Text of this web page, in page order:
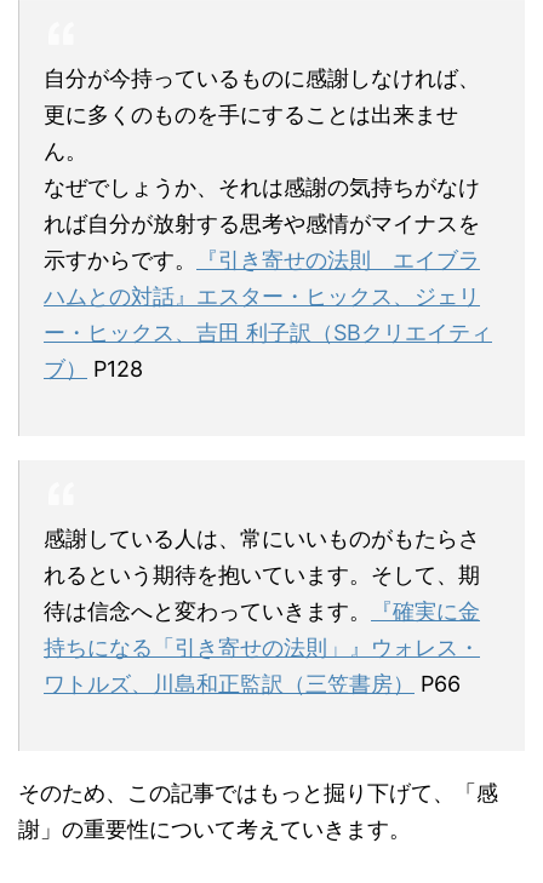
自分が今持っているものに感謝しなければ、
更に多くのものを手にすることは出来ませ
ん。
なぜでしょうか、それは感謝の気持ちがなけ
れば自分が放射する思考や感情がマイナスを
示すからです。
『引き寄せの法則 エイブラ
ハムとの対話』エスター・ヒックス、ジェリ
ー・ヒックス、吉田 利子訳（SBクリエイティ
ブ）
P128
感謝している人は、常にいいものがもたらさ
れるという期待を抱いています。そして、期
待は信念へと変わっていきます。
『確実に金
持ちになる「引き寄せの法則」』ウォレス・
ワトルズ、川島和正監訳（三笠書房）
P66
そのため、この記事ではもっと掘り下げて、「感
謝」の重要性について考えていきます。